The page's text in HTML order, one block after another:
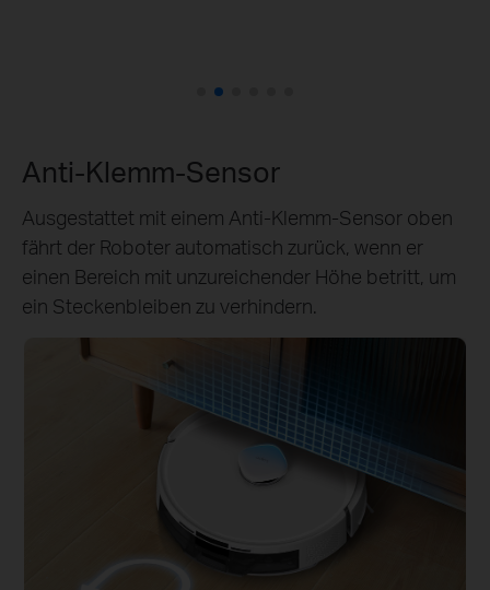
Anti-Klemm-Sensor
Ausgestattet mit einem Anti-Klemm-Sensor oben
fährt der Roboter automatisch zurück, wenn er
einen Bereich mit unzureichender Höhe betritt, um
ein Steckenbleiben zu verhindern.